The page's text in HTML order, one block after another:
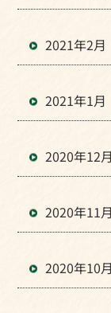
2021年2月
2021年1月
2020年12月
2020年11月
2020年10月